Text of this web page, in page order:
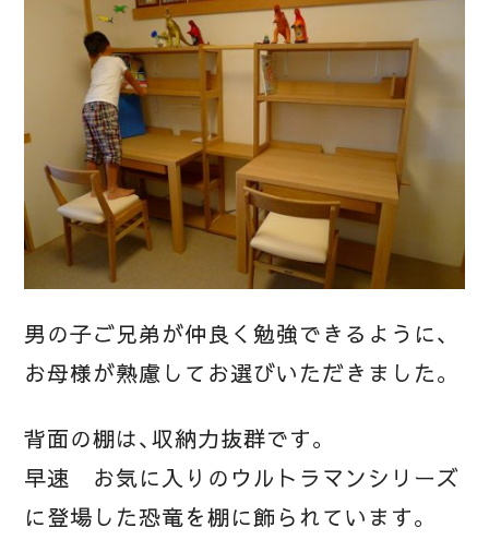
男の子ご兄弟が仲良く勉強できるように、
お母様が熟慮してお選びいただきました。
背面の棚は、収納力抜群です。
早速 お気に入りのウルトラマンシリーズ
に登場した恐竜を棚に飾られています。